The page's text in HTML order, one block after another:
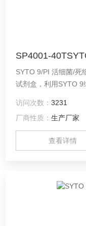
SYTO 9/PI 活细菌/死
试剂盒，利用SYTO 9
括蜡样芽孢杆菌、枯
肺炎克雷伯氏菌、草
aureus、奥拉尼堡沙
访问次数：3231
厂商性质：生产厂家
查看详情